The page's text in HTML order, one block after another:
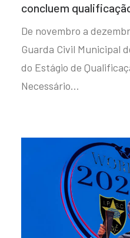
concluem
De novembro a
Guarda Civil Municipal
do Estágio de
Necessário…